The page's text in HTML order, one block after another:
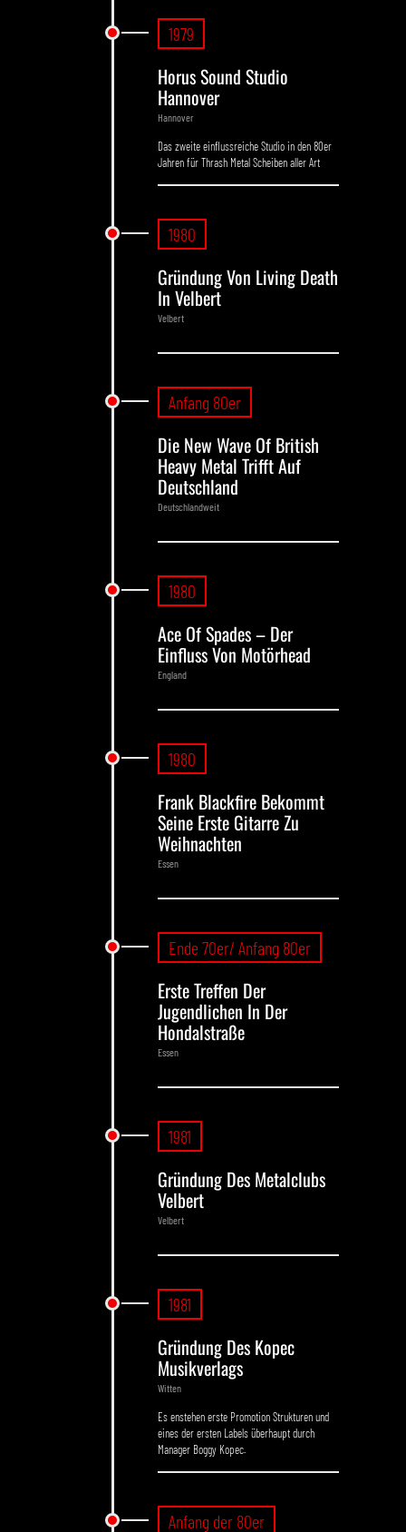
1979
Horus Sound Studio
Hannover
Hannover
Das zweite einflussreiche Studio in den 80er
Jahren für Thrash Metal Scheiben aller Art
1980
Gründung Von Living Death
In Velbert
Velbert
Anfang 80er
Die New Wave Of British
Heavy Metal Trifft Auf
Deutschland
Deutschlandweit
1980
Ace Of Spades – Der
Einfluss Von Motörhead
England
1980
Frank Blackfire Bekommt
Seine Erste Gitarre Zu
Weihnachten
Essen
Ende 70er/ Anfang 80er
Erste Treffen Der
Jugendlichen In Der
Hondalstraße
Essen
1981
Gründung Des Metalclubs
Velbert
Velbert
1981
Gründung Des Kopec
Musikverlags
Witten
Es enstehen erste Promotion Strukturen und
eines der ersten Labels überhaupt durch
Manager Boggy Kopec.
Anfang der 80er